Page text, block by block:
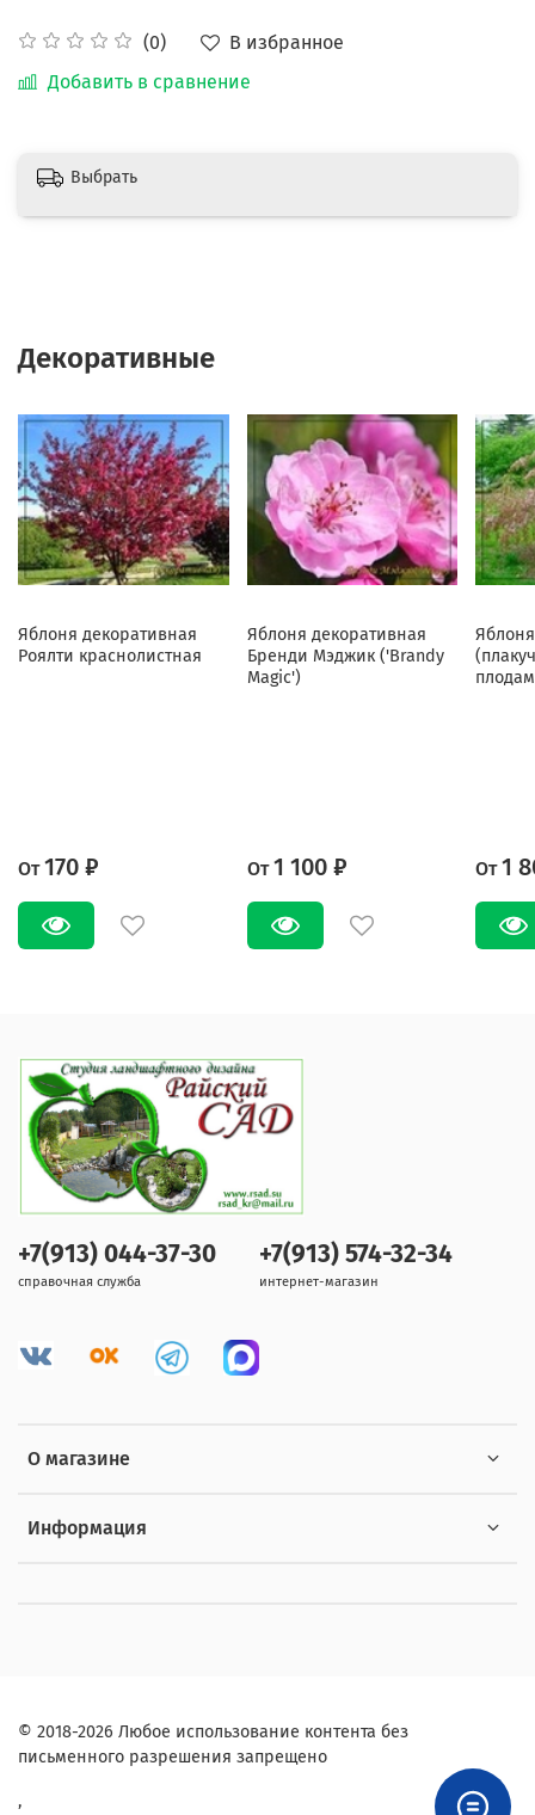
(0)
В избранное
Добавить в сравнение
Выбрать
Декоративные
Яблоня декоративная
Роялти краснолистная
От 170 ₽
Яблоня декоративная
Бренди Мэджик ('Brandy
Magic')
От 1 100 ₽ От 1
О магазине
Информация
+7(913) 044-37-30
справочная служба
+7(913) 574-32-34
интернет-магазин
© 2018-2026 Любое использование контента без
письменного разрешения запрещено
,